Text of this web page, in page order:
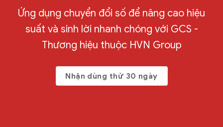
Ứng dụng chuyển đổi số để nâng cao hiệu
suất và sinh lời nhanh chóng với GCS -
Thương hiệu thuộc HVN Group
Nhận dùng thử 30 ngày